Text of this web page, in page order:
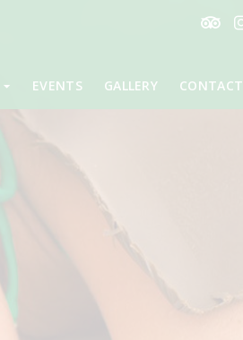
EVENTS GALLERY CONTACT